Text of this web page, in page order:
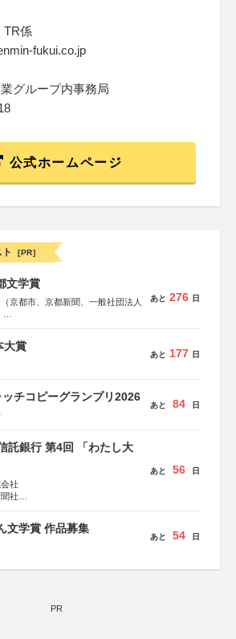
TR係
fukui.co.jp
グループ内事務局
公式ホームページ
[PR]
文学賞
京都市、京都新聞、一般社団法人
新社、幻冬舎、講談社、光文社、
、新潮社、淡交社、ちいさいミシ
房、PHP研究所、双葉社、文藝春
あと 276 日
大賞
あと 177 日
チコピーグランプリ2026
あと 84 日
託銀行 第4回 「わたし大
社
社
あと 56 日
文学賞 作品募集
あと 54 日
PR